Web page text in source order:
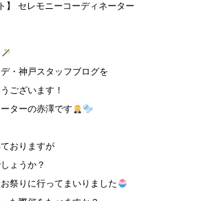
】 セレモニーコーディネーター
・神戸スタッフブログを
ございます！
ターの赤澤です
おりますが
ょうか？
祭りに行ってまいりました